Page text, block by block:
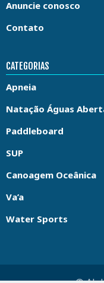
Anuncie conosco
Contato
CATEGORIAS
Apneia
Natação Águas
Paddleboard
SUP
Canoagem Oceânica
Va’a
Water Sports